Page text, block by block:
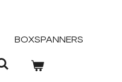
BOXSPANNERS